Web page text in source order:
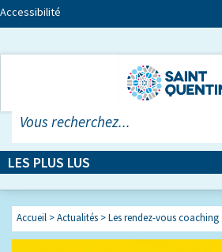
Accessibilité
LES PLUS LUS
Accueil >Actualités > Les rendez-vous coaching